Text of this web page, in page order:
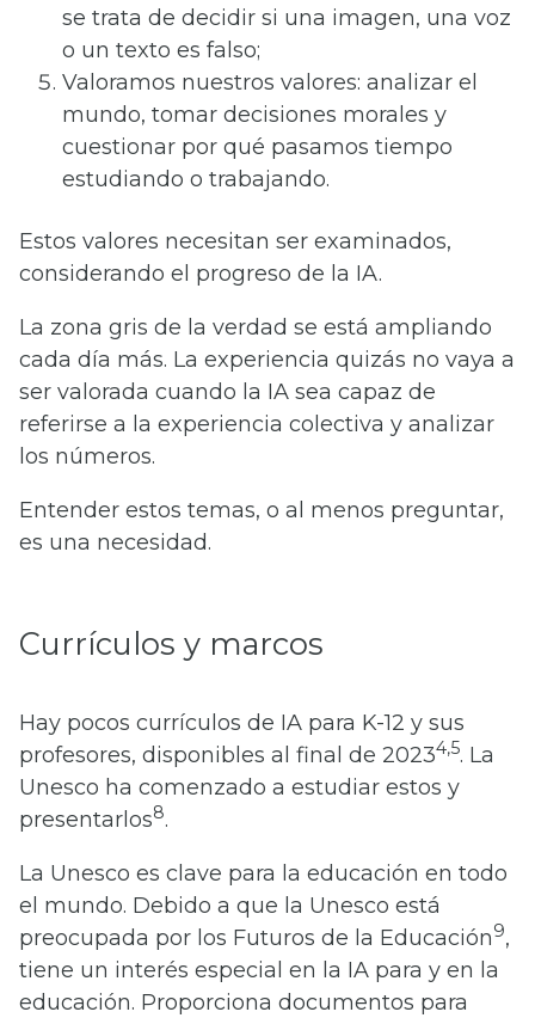
se trata de decidir si una imagen, una voz
o un texto es falso;
Valoramos nuestros valores: analizar el
mundo, tomar decisiones morales y
cuestionar por qué pasamos tiempo
estudiando o trabajando.
Estos valores necesitan ser examinados,
considerando el progreso de la IA.
La zona gris de la verdad se está ampliando
cada día más. La experiencia quizás no vaya a
ser valorada cuando la IA sea capaz de
referirse a la experiencia colectiva y analizar
los números.
Entender estos temas, o al menos preguntar,
es una necesidad.
Currículos y marcos
Hay pocos currículos de IA para K-12 y sus
profesores, disponibles al final de 20234,5. La
Unesco ha comenzado a estudiar estos y
presentarlos8.
La Unesco es clave para la educación en todo
el mundo. Debido a que la Unesco está
preocupada por los Futuros de la Educación9,
tiene un interés especial en la IA para y en la
educación. Proporciona documentos para